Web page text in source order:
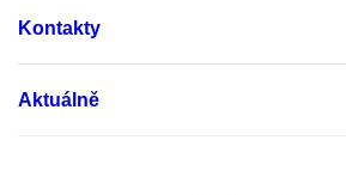
Kontakty
Aktuálně